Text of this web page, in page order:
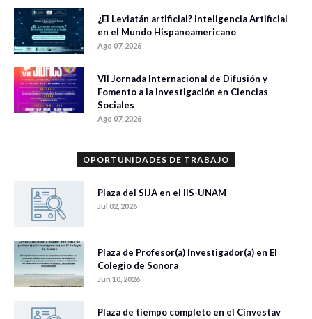
¿El Leviatán artificial? Inteligencia Artificial
en el Mundo Hispanoamericano
Ago 07, 2026
VII Jornada Internacional de Difusión y
Fomento a la Investigación en Ciencias
Sociales
Ago 07, 2026
OPORTUNIDADES DE TRABAJO
Plaza del SIJA en el IIS-UNAM
Jul 02, 2026
Plaza de Profesor(a) Investigador(a) en El
Colegio de Sonora
Jun 10, 2026
Plaza de tiempo completo en el Cinvestav